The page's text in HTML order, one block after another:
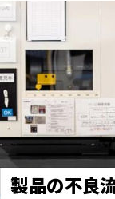
製品の不良